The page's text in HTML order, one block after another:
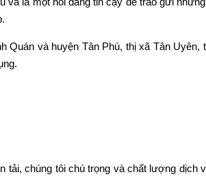
và huyện Tân Phú, thị xã Tân
chúng tôi chú trọng và chất lượng dịch